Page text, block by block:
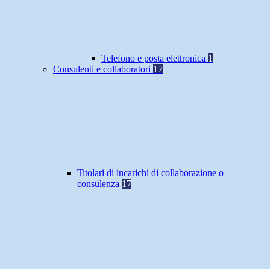
Telefono e posta elettronica 1
Consulenti e collaboratori 17
Titolari di incarichi di collaborazione o
consulenza 17